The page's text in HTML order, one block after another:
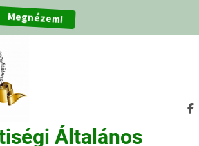
Általános
Megnézem!